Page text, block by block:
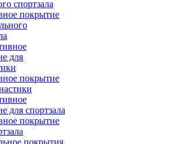
покрытие
покрытие
покрытие